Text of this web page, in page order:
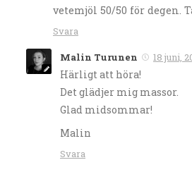
vetemjöl 50/50 för degen.
Svara
Malin Turunen 18 juni,
Härligt att höra!
Det glädjer mig massor.
Glad midsommar!
Malin
Svara